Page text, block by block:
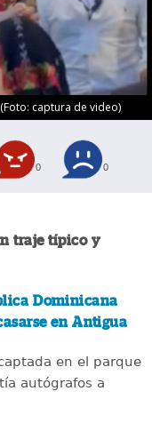
captura de video)
0 0
traje típico y
Dominicana
en Antigua
en el parque
autógrafos a